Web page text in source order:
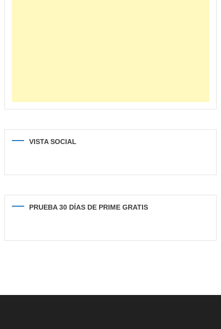
VISTA SOCIAL
PRUEBA 30 DÍAS DE PRIME GRATIS